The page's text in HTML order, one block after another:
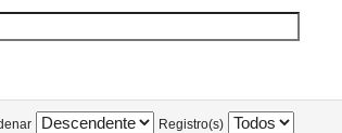
Registro(s)